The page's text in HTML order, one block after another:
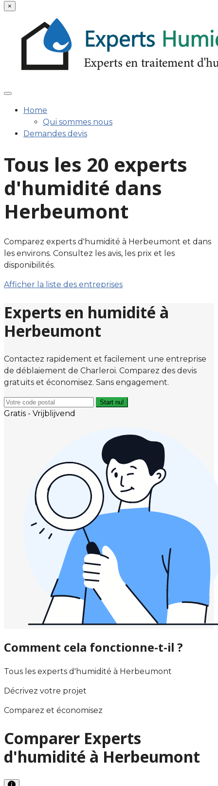
×
Home
Qui sommes nous
Demandes devis
Tous les 20 experts
d'humidité dans
Herbeumont
Comparez experts d'humidité à Herbeumont et dans
les environs. Consultez les avis, les prix et les
disponibilités.
Afficher la liste des entreprises
Experts en humidité à
Herbeumont
Contactez rapidement et facilement une entreprise
de déblaiement de Charleroi. Comparez des devis
gratuits et économisez. Sans engagement.
Start nu!
Gratis - Vrijblijvend
Comment cela fonctionne-t-il ?
Tous les experts d'humidité à Herbeumont
Décrivez votre projet
Comparez et économisez
Comparer Experts
d'humidité à Herbeumont